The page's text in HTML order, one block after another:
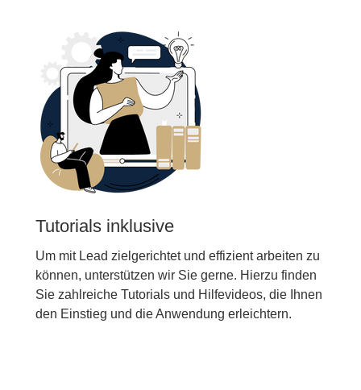
Tutorials inklusive
Um mit Lead zielgerichtet und effizient arbeiten zu
können, unterstützen wir Sie gerne. Hierzu finden
Sie zahlreiche Tutorials und Hilfevideos, die Ihnen
den Einstieg und die Anwendung erleichtern.